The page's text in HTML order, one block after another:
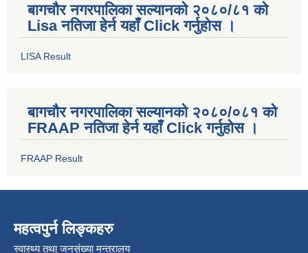
बागचौर नगरपालिका सल्यानको २०८०/८१ को
Lisa नतिजा हेर्न यहाँ Click गर्नुहोस ।
LISA Result
बागचौर नगरपालिका सल्यानको २०८०/०८१ को
FRAAP नतिजा हेर्न यहाँ Click गर्नुहोस ।
FRAAP Result
महत्वपुर्न लिङ्कहरु
स्वास्थ्य तथा जनसंख्या मन्त्रालय